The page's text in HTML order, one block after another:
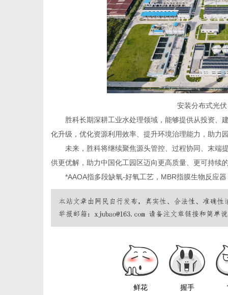
安装分布式光
胜科长期深耕工业水处理领域，能够提供从投资、
化升级，优化资源利用效率、提升环境治理能力，助力
未来，胜科将继续聚焦源头管控、过程协同、末端
供更优解，助力中国化工园区迈向更高质量、更可持续
*AAOA指多段缺氧-好氧工艺，MBR指膜生物反应器
鲜花 握手